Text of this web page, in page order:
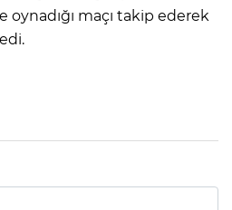
oynadığı maçı takip ederek